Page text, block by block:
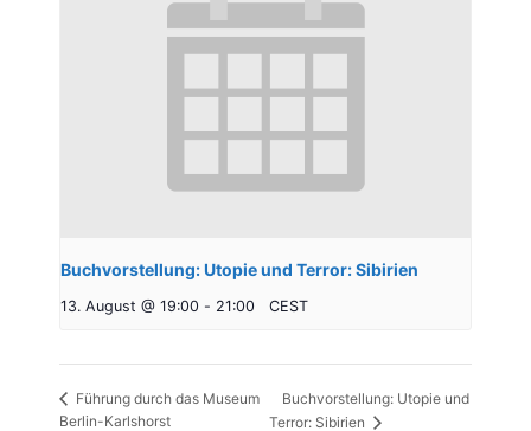
Buchvorstellung: Utopie und Terror: Sibirien
13. August @ 19:00 - 21:00 CEST
Führung durch das Museum
Berlin-Karlshorst
Buchvorstellung: Utopie und
Terror: Sibirien